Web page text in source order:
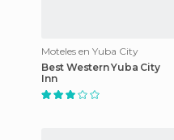
Moteles en Yuba City
Best Western Yuba City
Inn